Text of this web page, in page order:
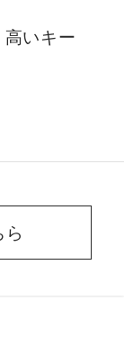
いキー